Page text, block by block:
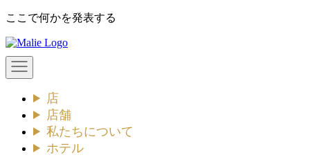
コ
テ
ン
ツ
ここで何かを発表する
Malie
メ
ニ
店
店舗
私たちについて
ホテル